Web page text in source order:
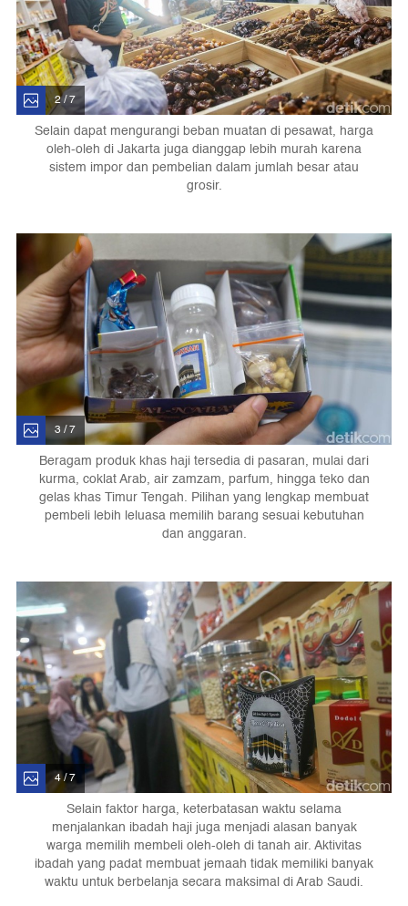
2 / 7
Selain dapat mengurangi beban muatan di pesawat, harga
oleh-oleh di Jakarta juga dianggap lebih murah karena
sistem impor dan pembelian dalam jumlah besar atau
grosir.
3 / 7
Beragam produk khas haji tersedia di pasaran, mulai dari
kurma, coklat Arab, air zamzam, parfum, hingga teko dan
gelas khas Timur Tengah. Pilihan yang lengkap membuat
pembeli lebih leluasa memilih barang sesuai kebutuhan
dan anggaran.
4 / 7
Selain faktor harga, keterbatasan waktu selama
menjalankan ibadah haji juga menjadi alasan banyak
warga memilih membeli oleh-oleh di tanah air. Aktivitas
ibadah yang padat membuat jemaah tidak memiliki banyak
waktu untuk berbelanja secara maksimal di Arab Saudi.